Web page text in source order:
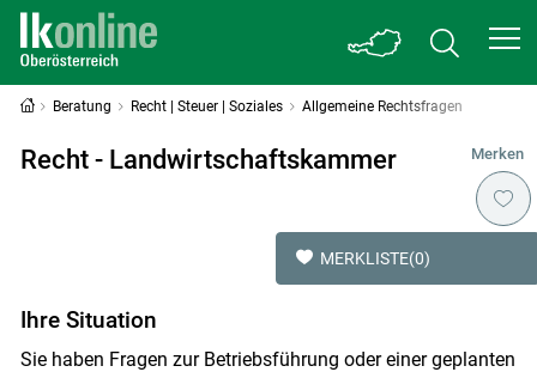
Beratung Recht | Steuer | Soziales Allgemeine Rechtsfragen
Merken
Recht - Landwirtschaftskammer
MERKLISTE(0)
Ihre Situation
Sie haben Fragen zur Betriebsführung oder einer geplanten